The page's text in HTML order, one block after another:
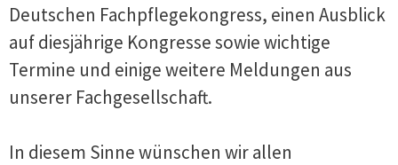
Deutschen Fachpflegekongress, einen Ausblick
auf diesjährige Kongresse sowie wichtige
Termine und einige weitere Meldungen aus
unserer Fachgesellschaft.
In diesem Sinne wünschen wir allen